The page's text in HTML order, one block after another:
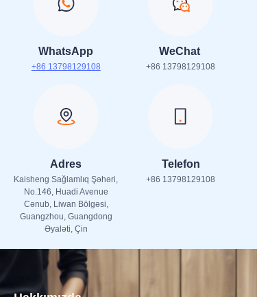
WhatsApp
+86 13798129108
WeChat
+86 13798129108
Adres
Kaisheng Sağlamlıq Şəhəri,
No.146, Huadi Avenue
Cənub, Liwan Bölgəsi,
Guangzhou, Guangdong
Əyaləti, Çin
Telefon
+86 13798129108